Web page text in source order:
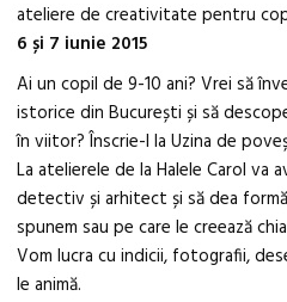
ateliere de creativitate pentru
6 și 7 iunie 2015
Ai un copil de 9-10 ani? Vrei să
istorice din București și să
în viitor? Înscrie-l la Uzina de
La atelierele de la Halele Carol va
detectiv și arhitect și să dea
spunem sau pe care le creează
Vom lucra cu indicii, fotografii,
le animă.